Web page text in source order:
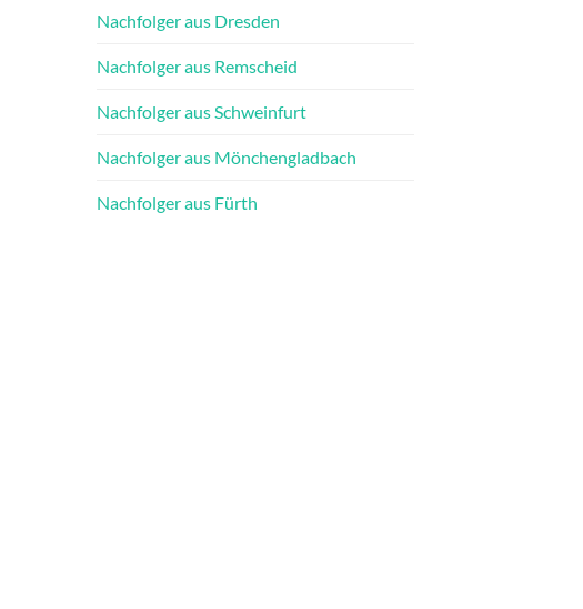
Nachfolger aus Dresden
Nachfolger aus Remscheid
Nachfolger aus Schweinfurt
Nachfolger aus Mönchengladbach
Nachfolger aus Fürth